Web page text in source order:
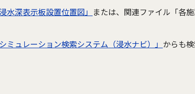
水深表示板設置位置図」 または、関連ファイル「各
ミュレーション検索システム（浸水ナビ）」 からも